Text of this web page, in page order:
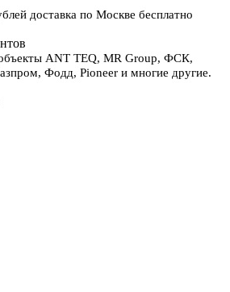
доставка по Москве бесплатно
ANT TEQ, MR Group, ФСК,
Фодд, Pioneer и многие другие.